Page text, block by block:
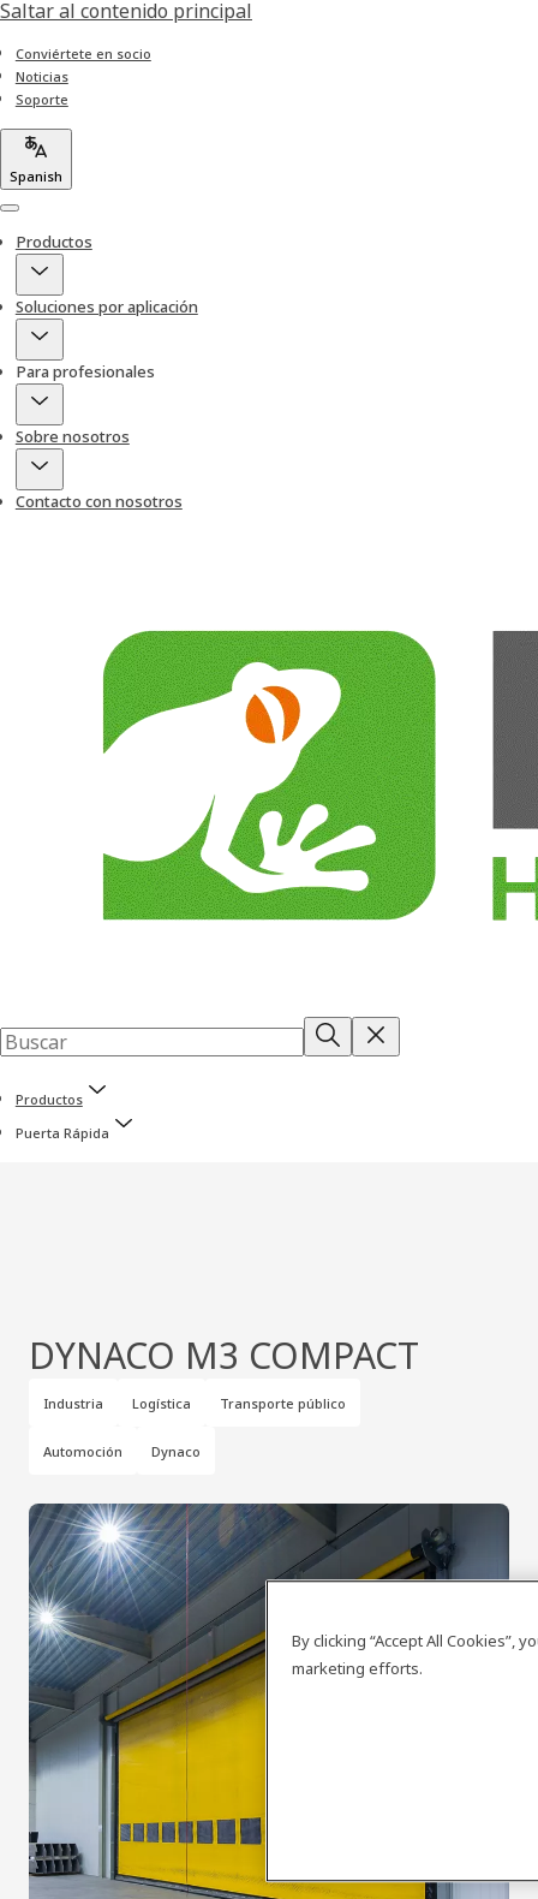
Saltar al contenido principal
Conviértete en socio
Noticias
Soporte
Spanish
Menu
Productos
Soluciones por aplicación
Para profesionales
Sobre nosotros
Contacto con nosotros
Productos
Puerta Rápida
DYNACO M3 COMPACT
Industria Logística Transporte público
Automoción Dynaco
By clicking “Accept All Cookies”,
marketing efforts.